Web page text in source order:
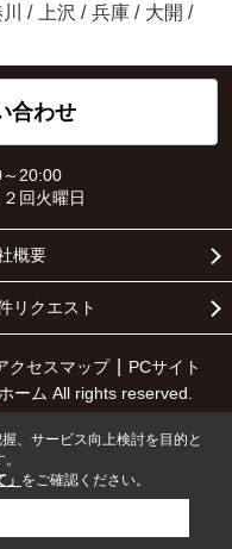
/ 上沢 / 兵庫 / 大開 /
合わせ
20:00
回火曜日
概要
リクエスト
クセスマップ
PCサイト
ーム All rights reserved.
、サービス向上検討を目的と
をご確認ください。